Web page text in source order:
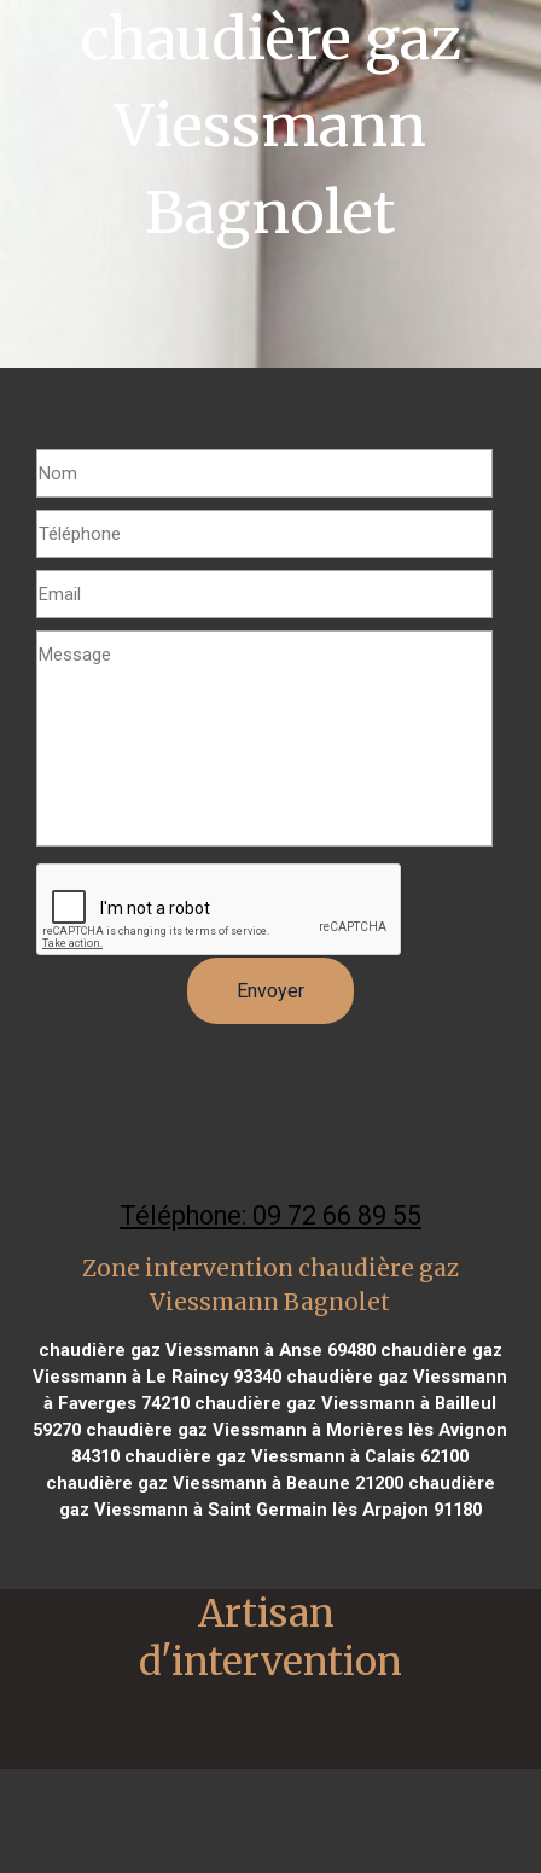
chaudière gaz
Viessmann
Bagnolet
Téléphone: 09 72 66 89 55
Zone intervention chaudière gaz
Viessmann Bagnolet
chaudière gaz Viessmann à Anse 69480chaudière gaz
Viessmann à Le Raincy 93340 chaudière gaz Viessmann
à Faverges 74210 chaudière gaz Viessmann à Bailleul
59270 chaudière gaz Viessmann à Morières lès Avignon
84310 chaudière gaz Viessmann à Calais 62100
chaudière gaz Viessmann à Beaune 21200chaudière
gaz Viessmann à Saint Germain lès Arpajon 91180
Artisan
d'intervention